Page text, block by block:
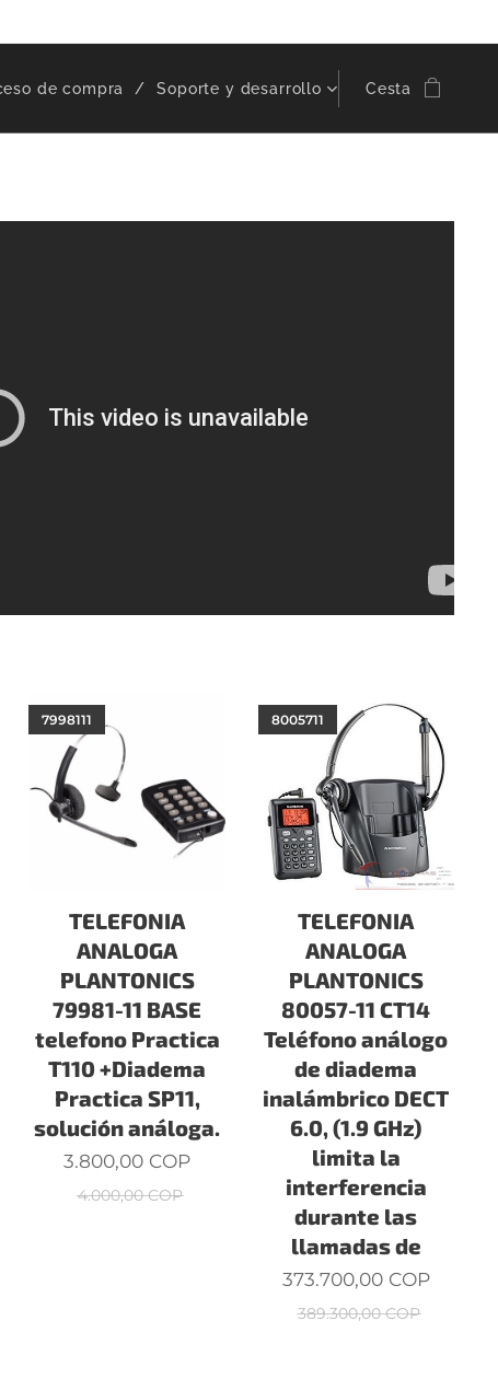
de compra Soporte y desarrollo Cesta
TELEFONIA
ANALOGA
PLANTONICS
79981-11 BASE
telefono Practica
T110 +Diadema
Practica SP11,
solución análoga.
7998111
3.800,00 COP
4.000,00COP
TELEFONIA
ANALOGA
PLANTONICS
80057-11 CT14
Teléfono análogo
de diadema
inalámbrico DECT
6.0, (1.9 GHz)
limita la
interferencia
durante las
llamadas de
8005711
373.700,00COP
389.300,00COP